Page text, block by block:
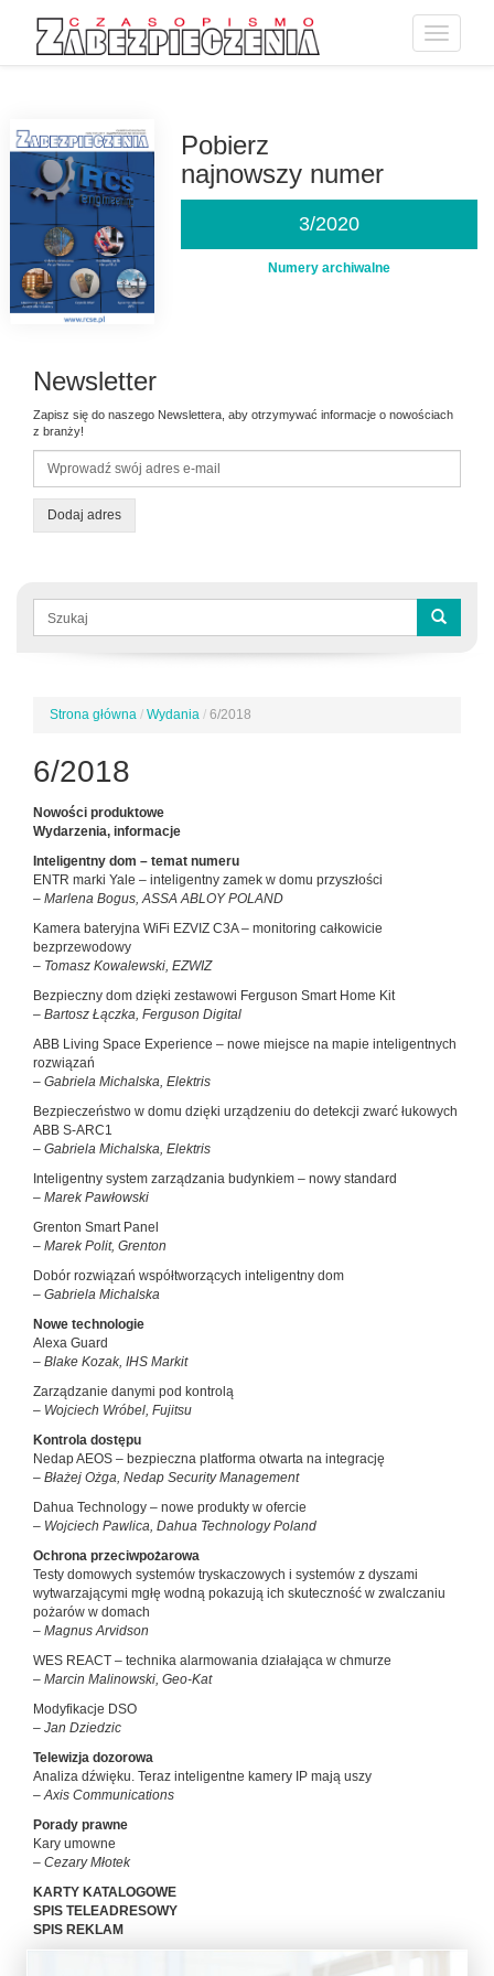
Toggle
Pobierz
najnowszy numer
3/2020
Numery archiwalne
Newsletter
Zapisz się do naszego Newslettera, aby otrzymywać informacje o nowościach
z branży!
Dodaj adres
Formularz
wyszukiwania
Jesteś
Strona główna / Wydania / 6/2018
6/2018
Nowości produktowe
Wydarzenia, informacje
Inteligentny dom – temat numeru
ENTR marki Yale – inteligentny zamek w domu przyszłości
– Marlena Bogus, ASSA ABLOY POLAND
Kamera bateryjna WiFi EZVIZ C3A – monitoring całkowicie
bezprzewodowy
– Tomasz Kowalewski, EZWIZ
Bezpieczny dom dzięki zestawowi Ferguson Smart Home Kit
– Bartosz Łączka, Ferguson Digital
ABB Living Space Experience – nowe miejsce na mapie inteligentnych
rozwiązań
– Gabriela Michalska, Elektris
Bezpieczeństwo w domu dzięki urządzeniu do detekcji zwarć łukowych
ABB S-ARC1
– Gabriela Michalska, Elektris
Inteligentny system zarządzania budynkiem – nowy standard
– Marek Pawłowski
Grenton Smart Panel
– Marek Polit, Grenton
Dobór rozwiązań współtworzących inteligentny dom
– Gabriela Michalska
Nowe technologie
Alexa Guard
– Blake Kozak, IHS Markit
Zarządzanie danymi pod kontrolą
– Wojciech Wróbel, Fujitsu
Kontrola dostępu
Nedap AEOS – bezpieczna platforma otwarta na integrację
– Błażej Ożga, Nedap Security Management
Dahua Technology – nowe produkty w ofercie
– Wojciech Pawlica, Dahua Technology Poland
Ochrona przeciwpożarowa
Testy domowych systemów tryskaczowych i systemów z dyszami
wytwarzającymi mgłę wodną pokazują ich skuteczność w zwalczaniu
pożarów w domach
– Magnus Arvidson
WES REACT – technika alarmowania działająca w chmurze
– Marcin Malinowski, Geo-Kat
Modyfikacje DSO
– Jan Dziedzic
Telewizja dozorowa
Analiza dźwięku. Teraz inteligentne kamery IP mają uszy
– Axis Communications
Porady prawne
Kary umowne
– Cezary Młotek
KARTY KATALOGOWE
SPIS TELEADRESOWY
SPIS REKLAM